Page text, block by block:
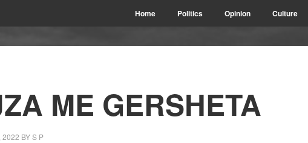
Home Politics Opinion Culture
ME GERSHETA
2022 BYS P